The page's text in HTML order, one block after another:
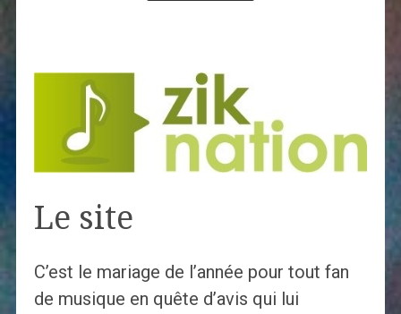
Le site
C’est le mariage de l’année pour tout fan
de musique en quête d’avis qui lui